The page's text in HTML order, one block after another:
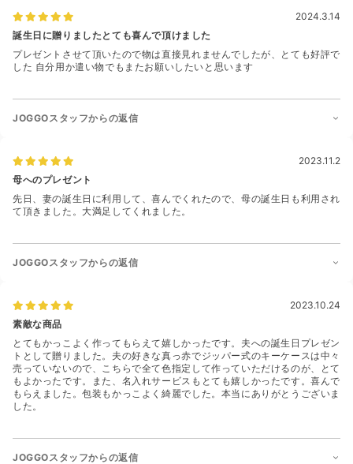
2024.3.14
誕生日に贈りましたとても喜んで頂けました
プレゼントさせて頂いたので物は直接見れませんでしたが、とても好評で
した 自分用か遣い物でもまたお願いしたいと思います
JOGGOスタッフからの返信
2023.11.2
母へのプレゼント
先日、妻の誕生日に利用して、喜んでくれたので、母の誕生日も利用され
て頂きました。大満足してくれました。
JOGGOスタッフからの返信
2023.10.24
素敵な商品
とてもかっこよく作ってもらえて嬉しかったです。夫への誕生日プレゼン
トとして贈りました。夫の好きな真っ赤でジッパー式のキーケースは中々
売っていないので、こちらで全て色指定して作っていただけるのが、とて
もよかったです。また、名入れサービスもとても嬉しかったです。喜んで
もらえました。包装もかっこよく綺麗でした。本当にありがとうございま
した。
JOGGOスタッフからの返信